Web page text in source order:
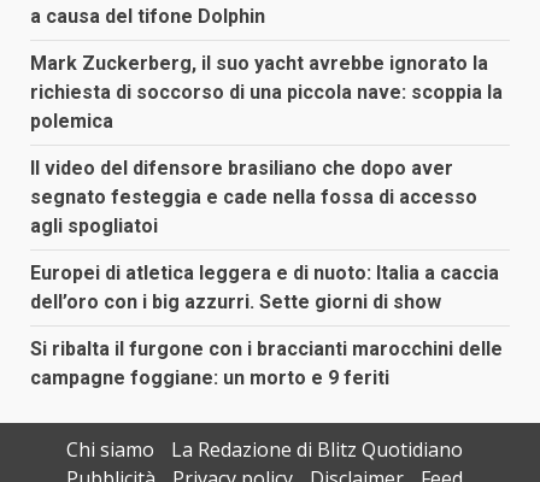
a causa del tifone Dolphin
Mark Zuckerberg, il suo yacht avrebbe ignorato la
richiesta di soccorso di una piccola nave: scoppia la
polemica
Il video del difensore brasiliano che dopo aver
segnato festeggia e cade nella fossa di accesso
agli spogliatoi
Europei di atletica leggera e di nuoto: Italia a caccia
dell’oro con i big azzurri. Sette giorni di show
Si ribalta il furgone con i braccianti marocchini delle
campagne foggiane: un morto e 9 feriti
Chi siamo
La Redazione di Blitz Quotidiano